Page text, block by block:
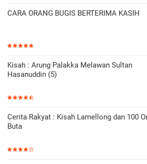
CARA ORANG BUGIS BERTERIMA KASIH
Kisah : Arung Palakka Melawan Sultan
Hasanuddin (5)
Cerita Rakyat : Kisah Lamellong dan 100
Buta